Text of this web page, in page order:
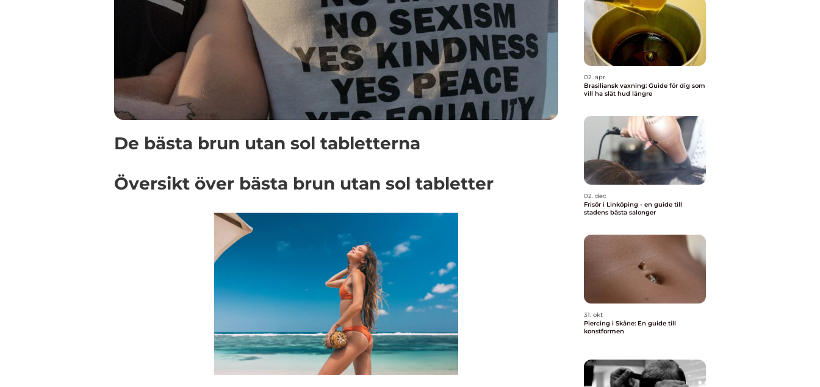
De bästa brun utan sol tabletterna
Översikt över bästa brun utan sol tabletter
02. apr
Brasiliansk vaxning: Guide för dig som
vill ha slät hud längre
02. dec
Frisör i Linköping - en guide till
stadens bästa salonger
31. okt
Piercing i Skåne: En guide till
konstformen